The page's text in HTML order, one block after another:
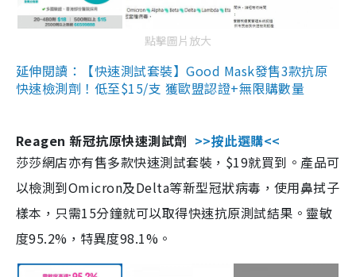
點擊圖片放大
延伸閱讀：【快速測試套裝】Good Mask發售3款抗原
快速檢測劑！低至$15/支 獲歐盟認證+無限購數量
Reagen 新冠抗原快速測試劑 >>按此選購<<
莎莎網店亦有售多款快速測試套裝，$19就買到。產品可
以檢測到Omicron及Delta等新型冠狀病毒，使用鼻拭子
樣本，只需15分鐘就可以取得快速抗原測試結果。靈敏
度95.2%，特異度98.1%。